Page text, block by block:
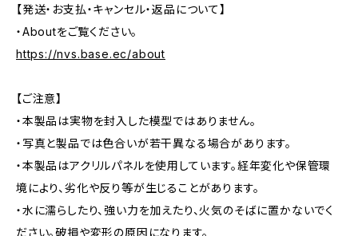
【発送・お支払・キャンセル・返品について】
・Aboutをご覧ください。
https://nvs.base.ec/about
【ご注意】
・本製品は実物を封入した模型ではありません。
・写真と製品では色合いが若干異なる場合があります。
・本製品はアクリルパネルを使用しています。経年変化や保管環
境により、劣化や反り等が生じることがあります。
・水に濡らしたり、強い力を加えたり、火気のそばに置かないでく
ださい。破損や変形の原因になります。